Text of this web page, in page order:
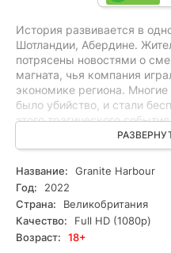
История развивается в
Шотландии, Абердине.
потрясены новостями о
магната, чья компания
экономике региона.
было убийство, и стали
этого трагического
случая был назначен
стажером и только
Линдо обладал
полностью разобраться в
особую методику
поисках истины, который
для молодого детектива.
Название:
Granite Harbour
Год:
2022
Страна:
Великобритания
Качество:
Full HD (1080p)
Возраст:
18+